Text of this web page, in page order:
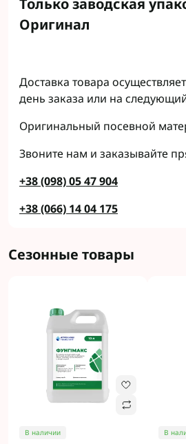
Только заводская
Оригинал
Доставка товара
день заказа или на
Оригинальный посевной
Звоните нам и заказывайте
+38 (098) 05 47 904
+38 (066) 14 04 175
Сезонные товары
В наличии В